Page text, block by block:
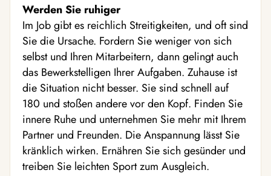
Werden Sie ruhiger
Im Job gibt es reichlich Streitigkeiten, und oft sind
Sie die Ursache. Fordern Sie weniger von sich
selbst und Ihren Mitarbeitern, dann gelingt auch
das Bewerkstelligen Ihrer Aufgaben. Zuhause ist
die Situation nicht besser. Sie sind schnell auf
180 und stoßen andere vor den Kopf. Finden Sie
innere Ruhe und unternehmen Sie mehr mit Ihrem
Partner und Freunden. Die Anspannung lässt Sie
kränklich wirken. Ernähren Sie sich gesünder und
treiben Sie leichten Sport zum Ausgleich.